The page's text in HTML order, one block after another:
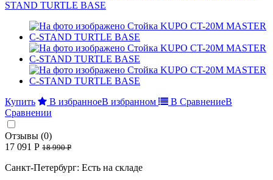
Купить В избранноеВ избранном В СравнениеВ
Сравнении
Отзывы (0)
17 091 Р 18 990 Р
Санкт-Петербург: Есть на складе